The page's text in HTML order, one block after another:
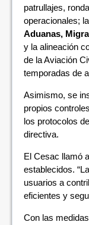
patrullajes,
operacionales;
Aduanas,
y la alineación
de la Aviación
temporadas de
Asimismo, se
propios
los protocolos
directiva.
El Cesac llamó
establecidos.
usuarios a
eficientes y
Con las